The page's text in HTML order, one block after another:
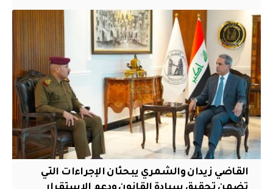
القاضي زيدان والشمري يبحثان الإجراءات التي